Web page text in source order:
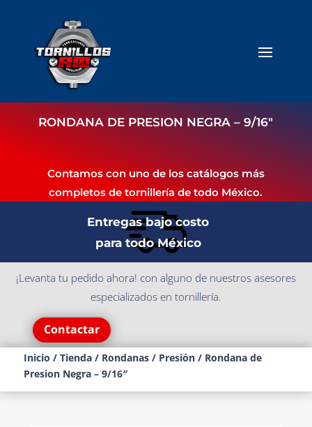
RONDANA DE PRESION NEGRA – 9/16″
Contamos con uno de los catálogos más
completos de tornillería de todo México.
Entregas bajo costo
para todo México
¡Levanta tu pedido ahora! con alguno de nuestros asesores
especializados en tornillería.
Contactar
Inicio / Tienda/ Rondanas/ Presión/ Rondana de
Presion Negra – 9/16″